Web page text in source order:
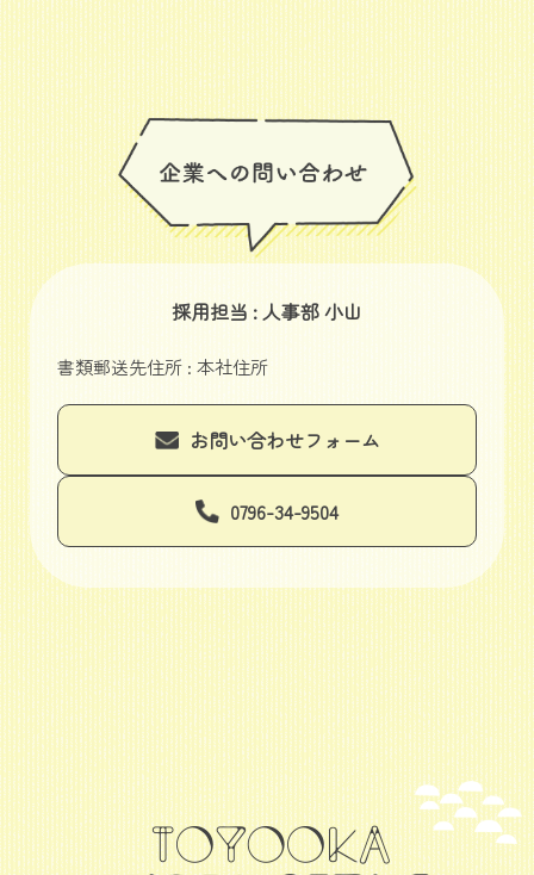
採用担当 : 人事部 小山
書類郵送先住所 : 本社住所
お問い合わせフォーム
0796-34-9504